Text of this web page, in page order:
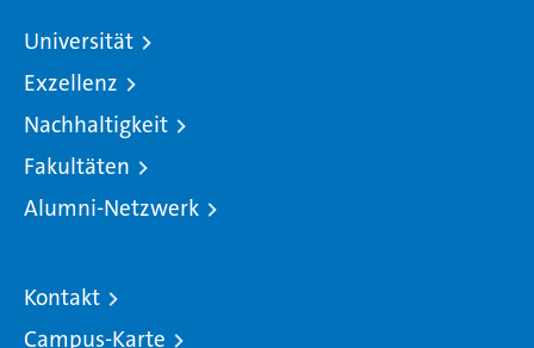
Universität
Exzellenz
Nachhaltigkeit
Fakultäten
Alumni-Netzwerk
Kontakt
Campus-Karte